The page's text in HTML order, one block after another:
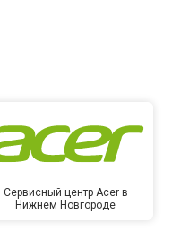
Сервисный центр Acer в
Нижнем Новгороде